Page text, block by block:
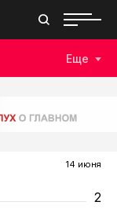
Еще
14 июня
2